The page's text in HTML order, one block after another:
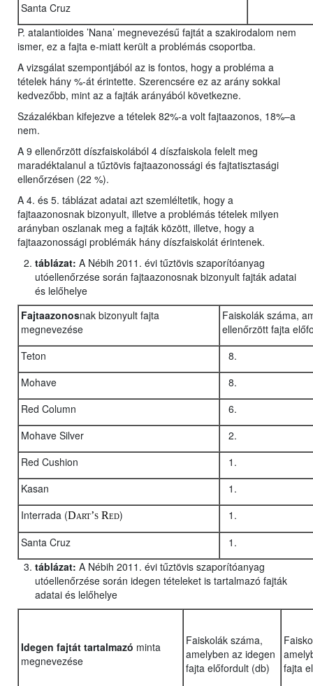
Santa Cruz
P. atalantioides ’Nana’ megnevezésű fajtát a szakirodalom nem
ismer, ez a fajta e-miatt került a problémás csoportba.
A vizsgálat szempontjából az is fontos, hogy a probléma a
tételek hány %-át érintette. Szerencsére ez az arány sokkal
kedvezőbb, mint az a fajták arányából következne.
Százalékban kifejezve a tételek 82%-a volt fajtaazonos, 18%–a
nem.
A 9 ellenőrzött díszfaiskolából 4 díszfaiskola felelt meg
maradéktalanul a tűztövis fajtaazonossági és fajtatisztasági
ellenőrzésen (22 %).
A 4. és 5. táblázat adatai azt szemléltetik, hogy a
fajtaazonosnak bizonyult, illetve a problémás tételek milyen
arányban oszlanak meg a fajták között, illetve, hogy a
fajtaazonossági problémák hány díszfaiskolát érintenek.
táblázat: A Nébih 2011. évi tűztövis szaporítóanyag
utóellenőrzése során fajtaazonosnak bizonyult fajták adatai
és lelőhelye
Fajtaazonosnak bizonyult fajta
megnevezése
Faiskolák száma,
ellenőrzött fajta
Teton
Mohave
Red Column
Mohave Silver
Red Cushion
Kasan
Interrada (Dart’s Red)
Santa Cruz
táblázat: A Nébih 2011. évi tűztövis szaporítóanyag
utóellenőrzése során idegen tételeket is tartalmazó fajták
adatai és lelőhelye
Idegen fajtát tartalmazó minta
megnevezése
Faiskolák száma,
amelyben az idegen
fajta előfordult (db)
fajta